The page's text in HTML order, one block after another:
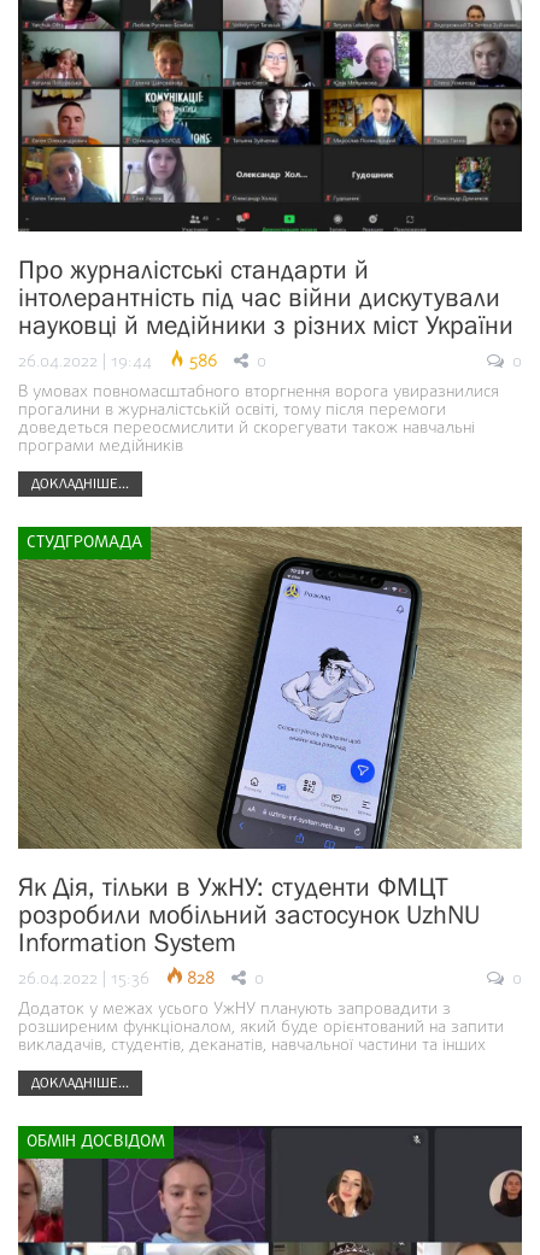
Про журналістські стандарти й
інтолерантність під час війни дискутували
науковці й медійники з різних міст України
26.04.2022 | 19:44 586 0
0
В умовах повномасштабного вторгнення ворога увиразнилися
прогалини в журналістській освіті, тому після перемоги
доведеться переосмислити й скорегувати також навчальні
програми медійників
ДОКЛАДНІШЕ...
СТУДГРОМАДА
Як Дія, тільки в УжНУ: студенти ФМЦТ
розробили мобільний застосунок UzhNU
Information System
26.04.2022 | 15:36 828 0
0
Додаток у межах усього УжНУ планують запровадити з
розширеним функціоналом, який буде орієнтований на запити
викладачів, студентів, деканатів, навчальної частини та інших
ДОКЛАДНІШЕ...
ОБМІН ДОСВІДОМ